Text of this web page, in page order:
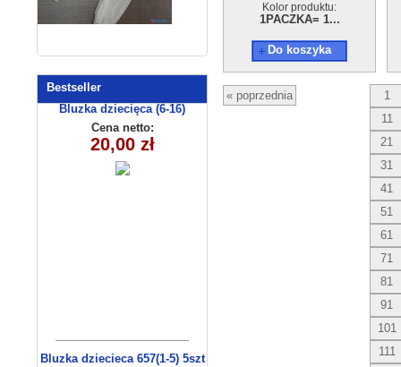
Bestseller
Bluzka dziecięca (6-16)
EAA0206
Cena netto:
20,00 zł
Bluzka dziecieca 657(1-5) 5szt
Kolor produktu:
1PACZKA= 1...
Do koszyka
« poprzednia
1
11
21
31
41
51
61
71
81
91
101
111